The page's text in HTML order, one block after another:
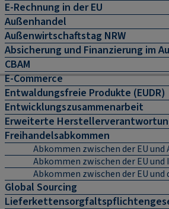
E-Rechnung in der EU
Außenhandel
Außenwirtschaftstag NRW
Absicherung und Finanzierung im
CBAM
E-Commerce
Entwaldungsfreie Produkte (EUDR)
Entwicklungszusammenarbeit
Erweiterte
Freihandelsabkommen
Abkommen zwischen der EU und
Abkommen zwischen der EU und
Abkommen zwischen der EU und
Global Sourcing